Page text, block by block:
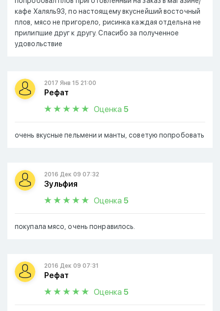
кафе Халяль93, по настоящему вкуснейший восточный
плов, мясо не пригорело, рисинка каждая отдельна не
прилипшие друг к другу. Спасибо за полученное
удовольствие
2017 Янв 15 21:00
Рефат
Оценка 5
очень вкусные пельмени и манты, советую попробовать
2016 Дек 09 07:32
Зульфия
Оценка 5
покупала мясо, очень понравилось.
2016 Дек 09 07:31
Рефат
Оценка 5